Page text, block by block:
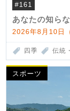
#161
あなたの知ら
2026年8月10日
四季 伝統
スポーツ